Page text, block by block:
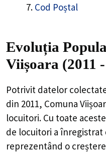
Cod Poștal
Evoluția
Viișoara (2011
Potrivit datelor
din 2011, Comuna
locuitori. Cu toate
de locuitori a înregistrat
reprezentând o